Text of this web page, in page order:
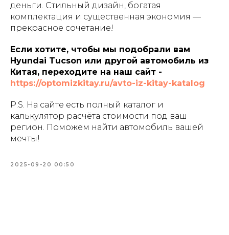
деньги. Стильный дизайн, богатая
комплектация и существенная экономия —
прекрасное сочетание!
Если хотите, чтобы мы подобрали вам
Hyundai Tucson или другой автомобиль из
Китая, переходите на наш сайт -
https://optomizkitay.ru/avto-iz-kitay-katalog
P.S. На сайте есть полный каталог и
калькулятор расчёта стоимости под ваш
регион. Поможем найти автомобиль вашей
мечты!
2025-09-20 00:50